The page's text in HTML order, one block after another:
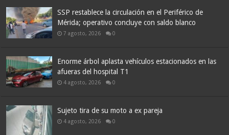
SSP restablece la circulación en el Periférico de
Mérida; operativo concluye con saldo blanco
7 agosto, 2026 0
Enorme árbol aplasta vehículos estacionados en las
afueras del hospital T1
4 agosto, 2026 0
Sujeto tira de su moto a ex pareja
4 agosto, 2026 0